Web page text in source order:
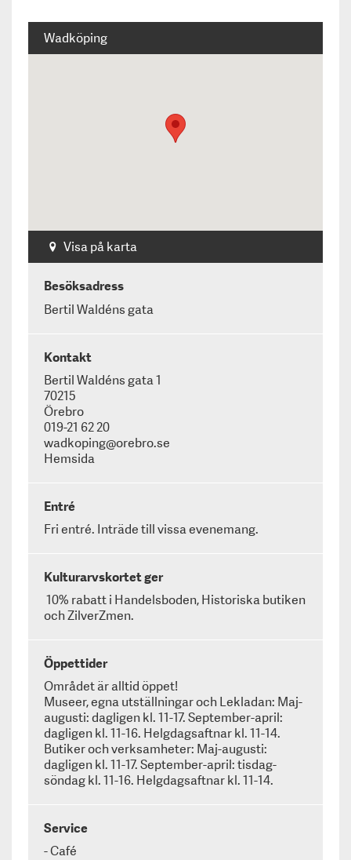
Information till medlemmar
Jobbtorg & Vandringsutställningar
KULT
Wadköping
Visa på karta
Besöksadress
Bertil Waldéns gata
Kontakt
Bertil Waldéns gata 1
70215
Örebro
019-21 62 20
wadkoping@orebro.se
Hemsida
Entré
Fri entré. Inträde till vissa evenemang.
Kulturarvskortet ger
10% rabatt i Handelsboden, Historiska butiken
och ZilverZmen.
Öppettider
Området är alltid öppet!
Museer, egna utställningar och Lekladan: Maj-
augusti: dagligen kl. 11-17. September-april:
dagligen kl. 11-16. Helgdagsaftnar kl. 11-14.
Butiker och verksamheter: Maj-augusti:
dagligen kl. 11-17. September-april: tisdag-
söndag kl. 11-16. Helgdagsaftnar kl. 11-14.
Service
- Café